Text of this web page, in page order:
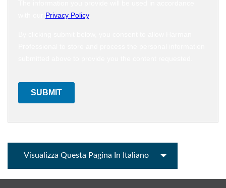
Visualizza Questa Pagina In Italiano